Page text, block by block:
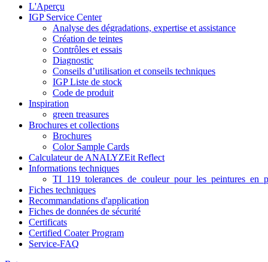
L'Aperçu
IGP Service Center
Analyse des dégradations, expertise et assistance
Création de teintes
Contrôles et essais
Diagnostic
Conseils d’utilisation et conseils techniques
IGP Liste de stock
Code de produit
Inspiration
green treasures
Brochures et collections
Brochures
Color Sample Cards
Calculateur de ANALYZEit Reflect
Informations techniques
Fiches techniques
Recommandations d'application
Fiches de données de sécurité
Certificats
Certified Coater Program
Service-FAQ